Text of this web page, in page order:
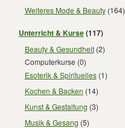
Weiteres Mode & Beauty(164)
Unterricht & Kurse(117)
Beauty & Gesundheit(2)
Computerkurse (0)
Esoterik & Spirituelles(1)
Kochen & Backen (14)
Kunst & Gestaltung (3)
Musik & Gesang (5)